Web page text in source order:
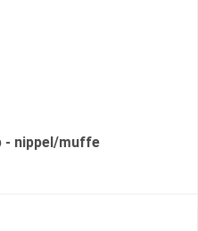
- nippel/muffe